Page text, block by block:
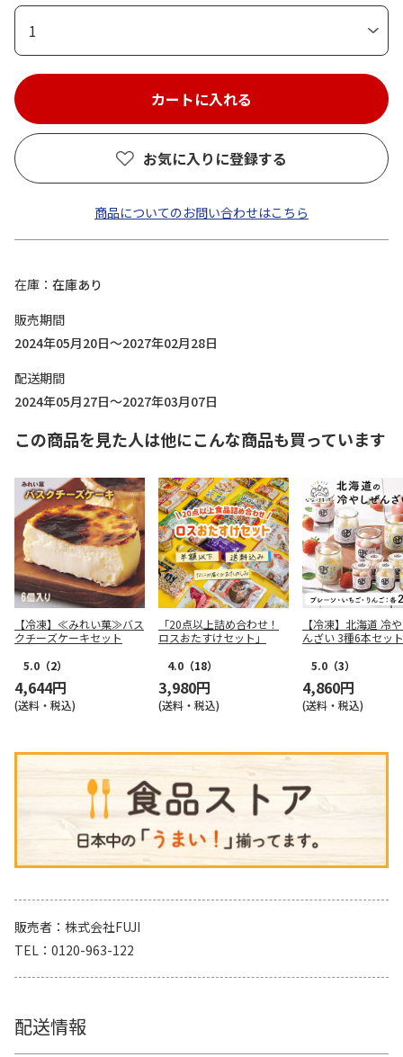
1
お気に入りに登録する
商品についてのお問い合わせはこちら
在庫
在庫あり
販売期間
2024年05月20日～2027年02月28日
配送期間
2024年05月27日～2027年03月07日
この商品を見た人は他にこんな商品も買っています
【冷凍】≪みれい菓≫バス
クチーズケーキセット
5.0 （2）
4,644円
(送料・税込)
「20点以上詰め合わせ！
ロスおたすけセット」
4.0 （18）
3,980円
(送料・税込)
【冷凍】北海道 冷
んざい 3種6本セット
5.0 （3）
4,860円
(送料・税込)
販売者
株式会社FUJI
TEL
0120-963-122
配送情報